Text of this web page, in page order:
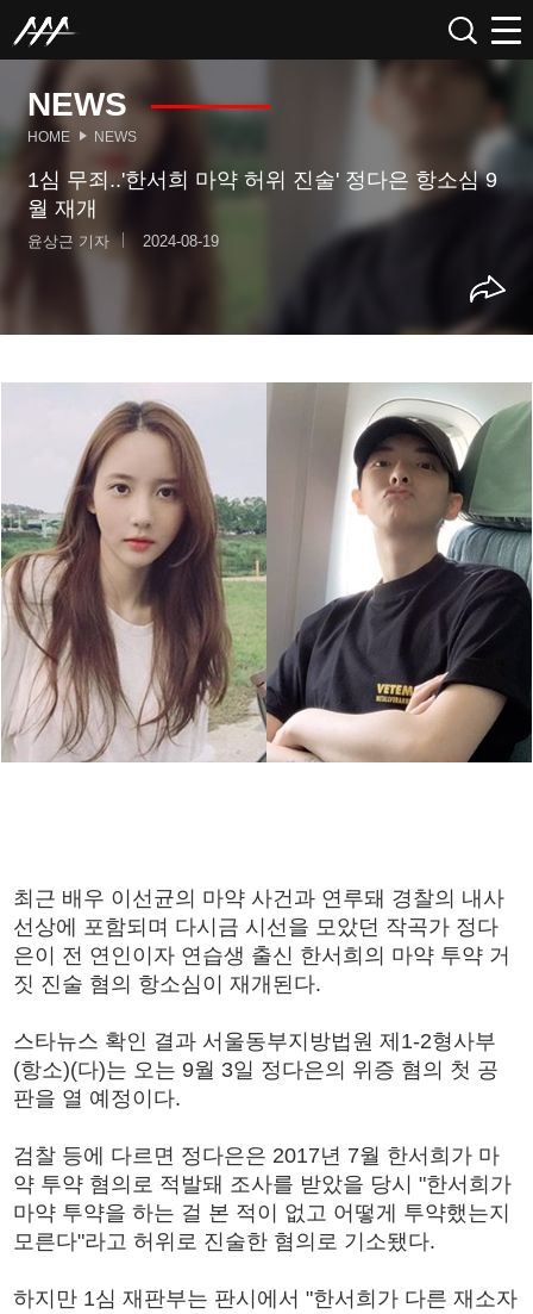
NEWS
HOME NEWS
1심 무죄..'한서희 마약 허위 진술' 정다은 항소심 9
월 재개
윤상근 기자 2024-08-19
최근 배우 이선균의 마약 사건과 연루돼 경찰의 내사
선상에 포함되며 다시금 시선을 모았던 작곡가 정다
은이 전 연인이자 연습생 출신 한서희의 마약 투약 거
짓 진술 혐의 항소심이 재개된다.
스타뉴스 확인 결과 서울동부지방법원 제1-2형사부
(항소)(다)는 오는 9월 3일 정다은의 위증 혐의 첫 공
판을 열 예정이다.
검찰 등에 다르면 정다은은 2017년 7월 한서희가 마
약 투약 혐의로 적발돼 조사를 받았을 당시 "한서희가
마약 투약을 하는 걸 본 적이 없고 어떻게 투약했는지
모른다"라고 허위로 진술한 혐의로 기소됐다.
하지만 1심 재판부는 판시에서 "한서희가 다른 재소자